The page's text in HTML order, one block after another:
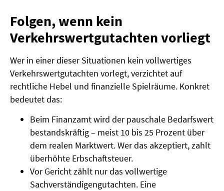
Folgen, wenn kein
Verkehrswertgutachten vorliegt
Wer in einer dieser Situationen kein vollwertiges
Verkehrswertgutachten vorlegt, verzichtet auf
rechtliche Hebel und finanzielle Spielräume. Konkret
bedeutet das:
Beim Finanzamt wird der pauschale Bedarfswert
bestandskräftig – meist 10 bis 25 Prozent über
dem realen Marktwert. Wer das akzeptiert, zahlt
überhöhte Erbschaftsteuer.
Vor Gericht zählt nur das vollwertige
Sachverständigengutachten. Eine